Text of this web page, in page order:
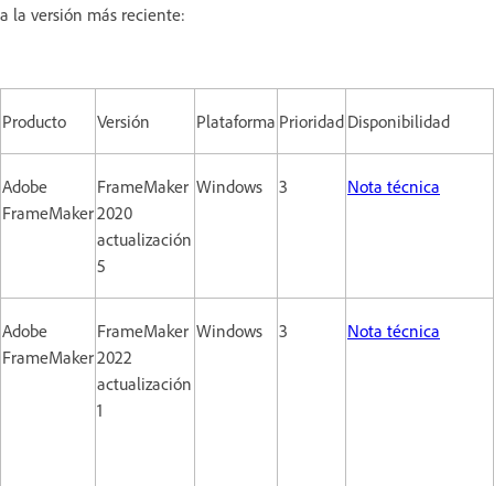
a la versión más reciente:
Producto Versión Plataforma Prioridad Disponibilidad
Adobe
FrameMaker
FrameMaker
2020
actualización
5
Windows 3 Nota técnica
Adobe
FrameMaker
FrameMaker
2022
actualización
1
Windows 3 Nota técnica